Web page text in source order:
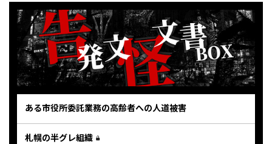
ある市役所委託業務の高齢者への人道被害
札幌の半グレ組織